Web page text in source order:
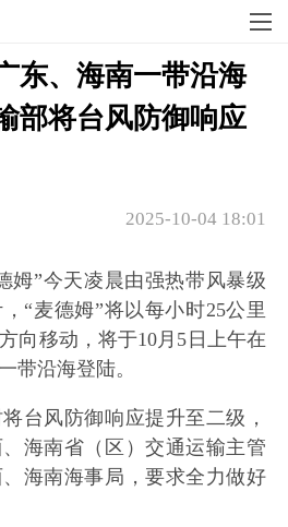
东、海南一带沿海
部将台风防御响应
2025-10-04 18:01
姆”今天凌晨由强热带风暴级
“麦德姆”将以每小时25公里
向移动，将于10月5日上午在
带沿海登陆。
台风防御响应提升至二级，
海南省（区）交通运输主管
海南海事局，要求全力做好